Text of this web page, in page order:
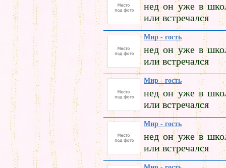
нед он уже в
или встречался
Мир - гость
нед он уже в
или встречался
Мир - гость
нед он уже в
или встречался
Мир - гость
нед он уже в
или встречался